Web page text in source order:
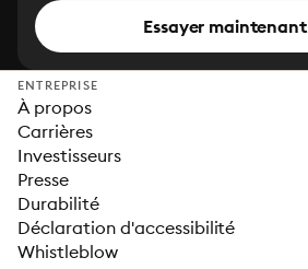
Essayer maintenant
ENTREPRISE
À propos
Carrières
Investisseurs
Presse
Durabilité
Déclaration d'accessibilité
Whistleblow